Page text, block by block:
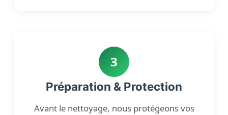
3
Préparation & Protection
Avant le nettoyage, nous protégeons vos